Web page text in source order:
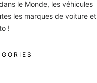
le Monde, les véhicules
les marques de voiture et
!